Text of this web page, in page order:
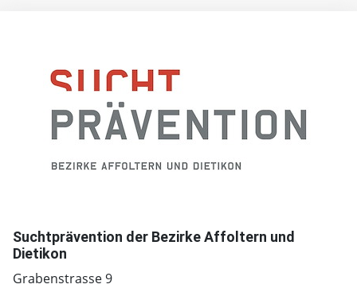
Suchtprävention der Bezirke Affoltern und
Dietikon
Grabenstrasse 9